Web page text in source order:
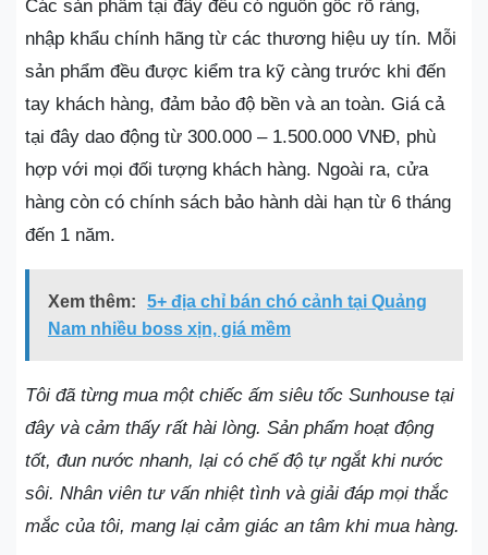
Các sản phẩm tại đây đều có nguồn gốc rõ ràng,
nhập khẩu chính hãng từ các thương hiệu uy tín. Mỗi
sản phẩm đều được kiểm tra kỹ càng trước khi đến
tay khách hàng, đảm bảo độ bền và an toàn. Giá cả
tại đây dao động từ 300.000 – 1.500.000 VNĐ, phù
hợp với mọi đối tượng khách hàng. Ngoài ra, cửa
hàng còn có chính sách bảo hành dài hạn từ 6 tháng
đến 1 năm.
Xem thêm:
5+ địa chỉ bán chó cảnh tại Quảng
Nam nhiều boss xịn, giá mềm
Tôi đã từng mua một chiếc ấm siêu tốc Sunhouse tại
đây và cảm thấy rất hài lòng. Sản phẩm hoạt động
tốt, đun nước nhanh, lại có chế độ tự ngắt khi nước
sôi. Nhân viên tư vấn nhiệt tình và giải đáp mọi thắc
mắc của tôi, mang lại cảm giác an tâm khi mua hàng.